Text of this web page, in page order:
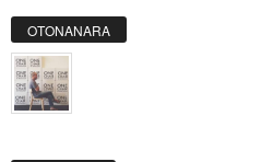
OTONANARA